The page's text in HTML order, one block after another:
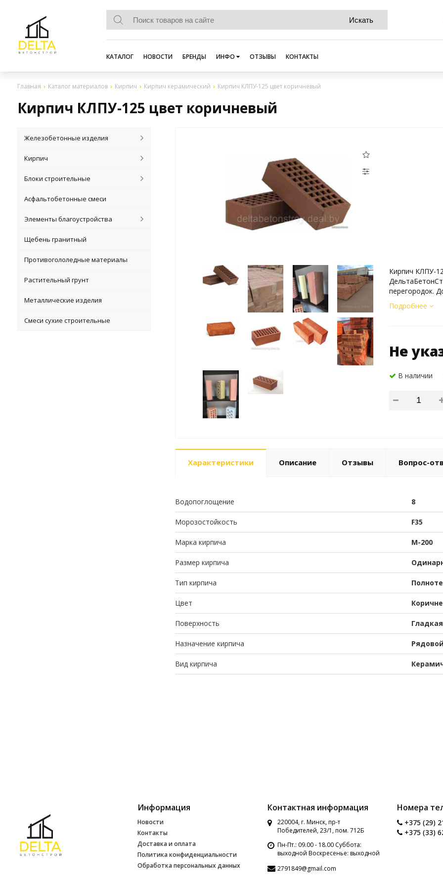
КАТАЛОГ НОВОСТИ БРЕНДЫ ИНФО ОТЗЫВЫ КОНТАКТЫ
Главная Каталог материалов Кирпич Кирпич керамический Кирпич КЛПУ-125 цвет коричневый
Кирпич КЛПУ-125 цвет коричневый
Железобетонные изделия
Кирпич
Блоки строительные
Асфальтобетонные смеси
Элементы благоустройства
Щебень гранитный
Противогололедные материалы
Растительный грунт
Металлические изделия
Смеси сухие строительные
Кирпич КЛПУ-
перегородок.
Подробнее
Не
В наличии
Характеристики Описание Отзывы Вопрос-
Водопоглощение 8
Морозостойкость F35
Марка кирпича М-200
Размер кирпича
Тип кирпича
Цвет
Поверхность Гладкая
Назначение кирпича Рядовой
Вид кирпича
Информация
Новости
Контакты
Доставка и оплата
Политика конфиденциальности
Обработка персональных данных
Контактная информация
220004, г. Минск, пр-т
Победителей, 23/1, пом. 712Б
Пн-Пт.: 09.00 - 18.00 Суббота:
выходной Воскресенье: выходной
2791849@gmail.com
Номера
+375 (29)
+375 (33)